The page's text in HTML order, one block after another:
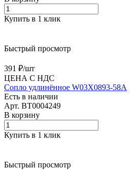
Купить в 1 клик
Быстрый просмотр
391 ₽/шт
ЦЕНА С НДС
Сопло удлинённое W03X0893-58A
Есть в наличии
Арт. BT0004249
В корзину
Купить в 1 клик
Быстрый просмотр